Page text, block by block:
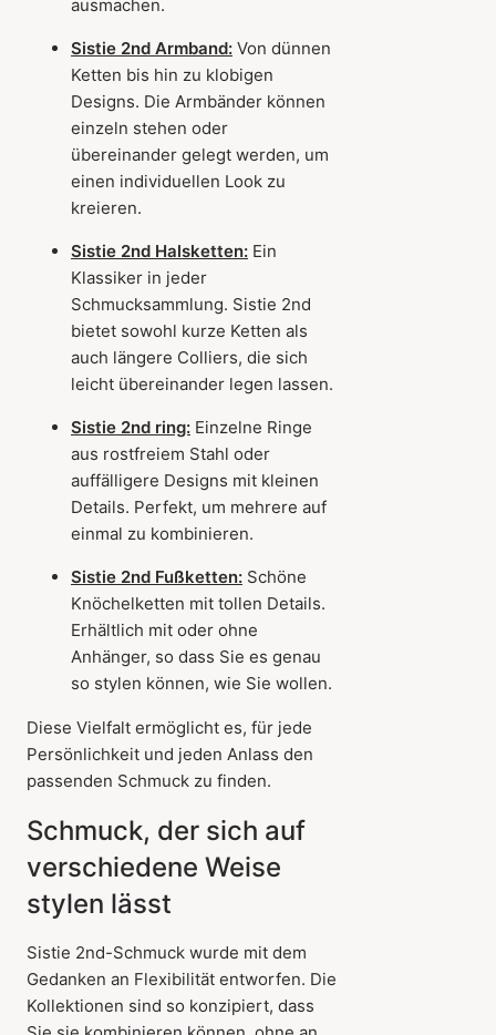
ausmachen.
Sistie 2nd Armband: Von dünnen
Ketten bis hin zu klobigen
Designs. Die Armbänder können
einzeln stehen oder
übereinander gelegt werden, um
einen individuellen Look zu
kreieren.
Sistie 2nd Halsketten: Ein
Klassiker in jeder
Schmucksammlung. Sistie 2nd
bietet sowohl kurze Ketten als
auch längere Colliers, die sich
leicht übereinander legen lassen.
Sistie 2nd ring: Einzelne Ringe
aus rostfreiem Stahl oder
auffälligere Designs mit kleinen
Details. Perfekt, um mehrere auf
einmal zu kombinieren.
Sistie 2nd Fußketten: Schöne
Knöchelketten mit tollen Details.
Erhältlich mit oder ohne
Anhänger, so dass Sie es genau
so stylen können, wie Sie wollen.
Diese Vielfalt ermöglicht es, für jede
Persönlichkeit und jeden Anlass den
passenden Schmuck zu finden.
Schmuck, der sich auf
verschiedene Weise
stylen lässt
Sistie 2nd-Schmuck wurde mit dem
Gedanken an Flexibilität entworfen. Die
Kollektionen sind so konzipiert, dass